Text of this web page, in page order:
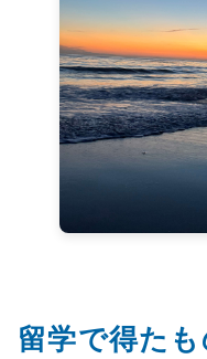
留学で得た